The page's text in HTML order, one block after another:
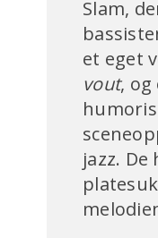
Slam,
et eget
vout, og
jazz.